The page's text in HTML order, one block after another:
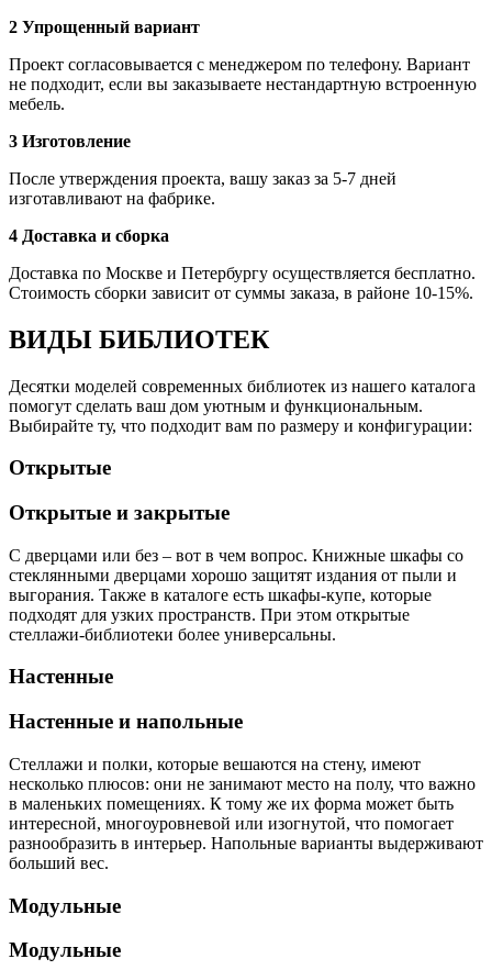
2 Упрощенный вариант
Проект согласовывается с менеджером по телефону. Вариант
не подходит, если вы заказываете нестандартную встроенную
мебель.
3 Изготовление
После утверждения проекта, вашу заказ за 5-7 дней
изготавливают на фабрике.
4 Доставка и сборка
Доставка по Москве и Петербургу осуществляется бесплатно.
Стоимость сборки зависит от суммы заказа, в районе 10-15%.
ВИДЫ БИБЛИОТЕК
Десятки моделей современных библиотек из нашего каталога
помогут сделать ваш дом уютным и функциональным.
Выбирайте ту, что подходит вам по размеру и конфигурации:
Открытые
Открытые и закрытые
С дверцами или без – вот в чем вопрос. Книжные шкафы со
стеклянными дверцами хорошо защитят издания от пыли и
выгорания. Также в каталоге есть шкафы-купе, которые
подходят для узких пространств. При этом открытые
стеллажи-библиотеки более универсальны.
Настенные
Настенные и напольные
Стеллажи и полки, которые вешаются на стену, имеют
несколько плюсов: они не занимают место на полу, что важно
в маленьких помещениях. К тому же их форма может быть
интересной, многоуровневой или изогнутой, что помогает
разнообразить в интерьер. Напольные варианты выдерживают
больший вес.
Модульные
Модульные